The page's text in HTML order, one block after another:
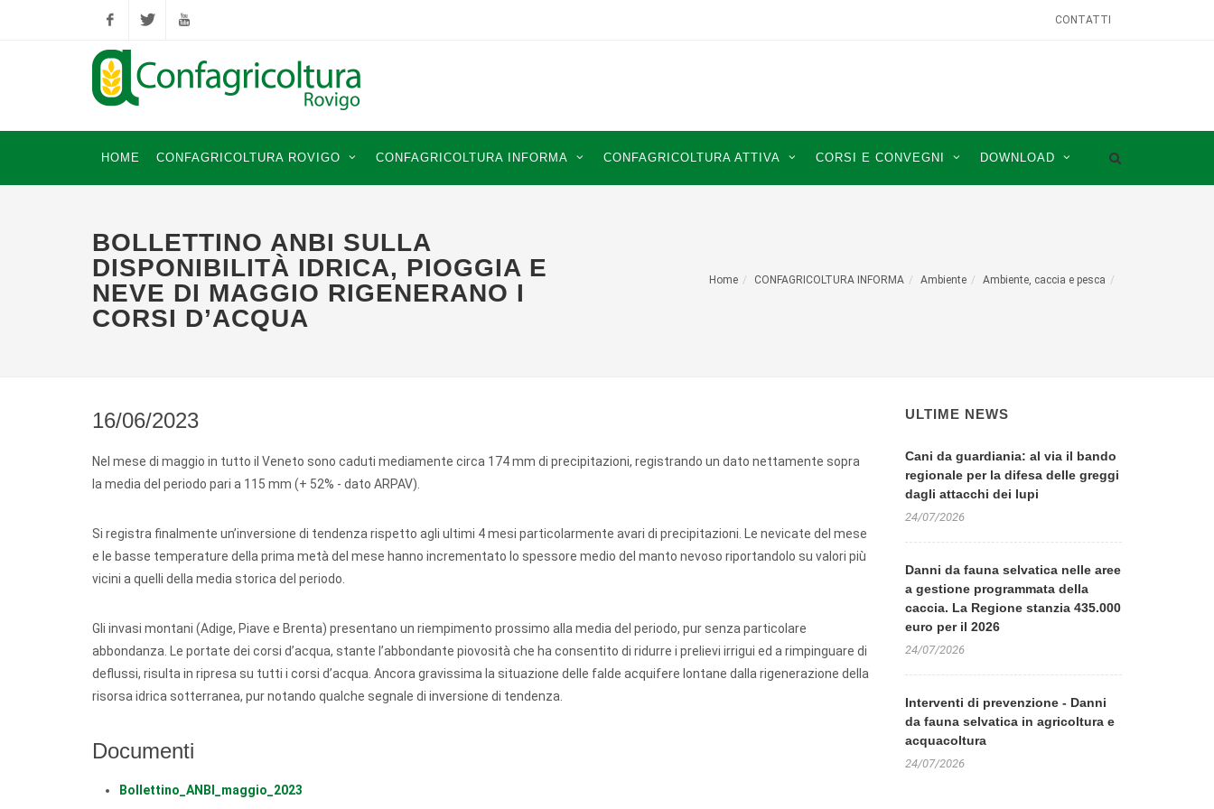
FacebookTwitter YouTube
CONTATTI
HOME CONFAGRICOLTURA ROVIGO CONFAGRICOLTURA INFORMA CONFAGRICOLTURA ATTIVA CORSI E CONVEGNI DOWNLOAD
BOLLETTINO ANBI SULLA
DISPONIBILITÀ IDRICA, PIOGGIA E
NEVE DI MAGGIO RIGENERANO I
CORSI D’ACQUA
Home CONFAGRICOLTURA INFORMA Ambiente Ambiente, caccia e pesca
16/06/2023
Nel mese di maggio in tutto il Veneto sono caduti mediamente circa 174 mm di precipitazioni, registrando un dato nettamente sopra
la media del periodo pari a 115 mm (+ 52% - dato ARPAV).
Si registra finalmente un’inversione di tendenza rispetto agli ultimi 4 mesi particolarmente avari di precipitazioni. Le nevicate del mese
e le basse temperature della prima metà del mese hanno incrementato lo spessore medio del manto nevoso riportandolo su valori più
vicini a quelli della media storica del periodo.
Gli invasi montani (Adige, Piave e Brenta) presentano un riempimento prossimo alla media del periodo, pur senza particolare
abbondanza. Le portate dei corsi d’acqua, stante l’abbondante piovosità che ha consentito di ridurre i prelievi irrigui ed a rimpinguare di
deflussi, risulta in ripresa su tutti i corsi d’acqua. Ancora gravissima la situazione delle falde acquifere lontane dalla rigenerazione della
risorsa idrica sotterranea, pur notando qualche segnale di inversione di tendenza.
Documenti
Bollettino_ANBI_maggio_2023
ULTIME NEWS
Cani da guardiania: al via il bando
regionale per la difesa delle greggi
dagli attacchi dei lupi
24/07/2026
Danni da fauna selvatica nelle aree
a gestione programmata della
caccia. La Regione stanzia 435.000
euro per il 2026
24/07/2026
Interventi di prevenzione - Danni
da fauna selvatica in agricoltura e
acquacoltura
24/07/2026